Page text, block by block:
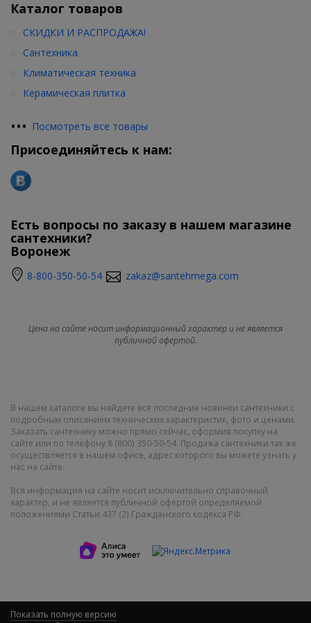
Каталог товаров
СКИДКИ И РАСПРОДАЖА!
Сантехника
Климатическая техника
Керамическая плитка
••• Посмотреть все товары
Присоединяйтесь к нам:
Есть вопросы по заказу в нашем магазине
сантехники?
Воронеж
8-800-350-50-54 zakaz@santehmega.com
Цена на сайте носит информационный характер и не является
публичной офертой.
В нашем каталоге вы найдете все последние новинки сантехники с
подробным описанием технических характеристик, фото и ценами.
Заказать сантехнику можно прямо сейчас, оформив покупку на
сайте или по телефону 8 (800) 350-50-54. Продажа сантехники так же
осуществляется в нашем офисе, адрес которого вы можете узнать у
нас на сайте.
Вся информация на сайте носит исключительно справочный
характер, и не является публичной офертой определяемой
положениями Статьи 437 (2) Гражданского кодекса РФ.
Показать полную версию